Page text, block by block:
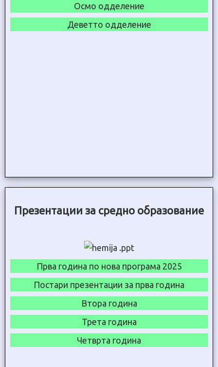
Осмо одделение
Деветто одделение
Презентации за средно образование
Прва година по нова програма 2025
Постари презентации за прва година
Втора година
Трета година
Четврта година